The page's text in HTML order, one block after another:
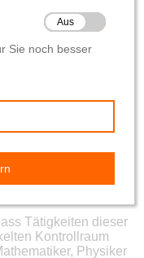
beim
Mitarbeiter bereits
Tätigkeiten dieser
Kontrollraum
Physiker